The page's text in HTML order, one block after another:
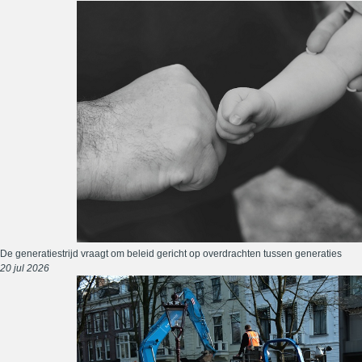
De generatiestrijd vraagt om beleid gericht op overdrachten tussen generaties
20 jul 2026